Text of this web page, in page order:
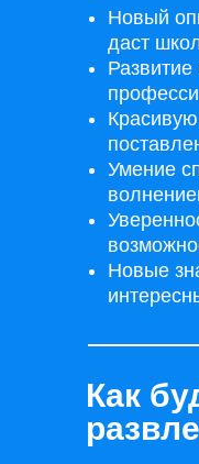
Новый
даст
Умение
Новые
Как